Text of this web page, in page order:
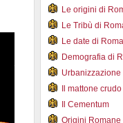
Le origini di
Le Tribù di
Le date di Roma
Demografia di
Urbanizzazione
Il mattone crudo
Il Cementum
Origini Romane